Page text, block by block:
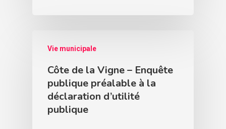
Vie municipale
Côte de la Vigne – Enquête
publique préalable à la
déclaration d’utilité
publique